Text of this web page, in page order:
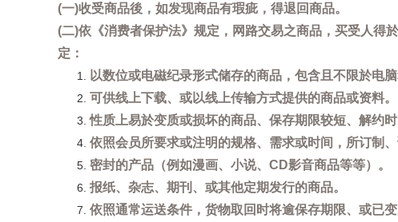
(一)收受商品後，如发现商品有瑕疵，得退回商品。
(二)依《消费者保护法》规定，网路交易之商品，买受人得
定：
以数位或电磁纪录形式储存的商品，包含且不限於电
可供线上下载、或以线上传输方式提供的商品或资料。
性质上易於变质或损坏的商品、保存期限较短、解约
依照会员所要求或注明的规格、需求或时间，所订制、
密封的产品（例如漫画、小说、CD影音商品等等）。
报纸、杂志、期刊、或其他定期发行的商品。
依照通常运送条件，货物取回时将逾保存期限、或已变